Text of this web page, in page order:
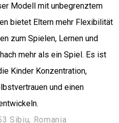
Modell mit unbegrenztem
bietet Eltern mehr Flexibilität
zum Spielen, Lernen und
mehr als ein Spiel. Es ist
Kinder Konzentration,
und einen
Sibiu, Romania